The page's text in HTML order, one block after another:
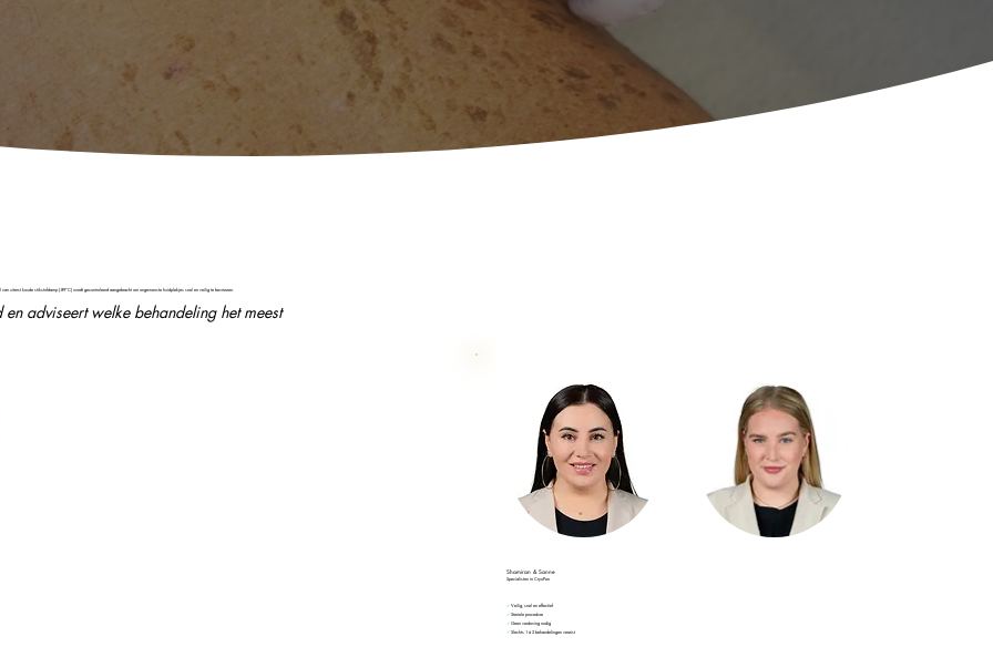
van uiterst koudestikstofdamp (-89°C) wordt gecontroleerd aangebracht om ongewenste huidplekjes snel en veilig te bevriezen.
adviseert welke behandeling het meest
Shamiran & Sanne
Specialisten in CryoPen
✓Veilig, snel en effectief
✓Steriele procedure
✓Geen verdoving nodig
✓Slechts 1 à 2 behandelingen vereist